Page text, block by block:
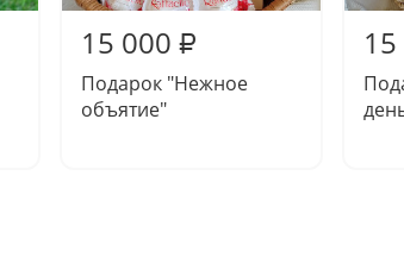
15 000 ₽
Подарок "Нежное
объятие"